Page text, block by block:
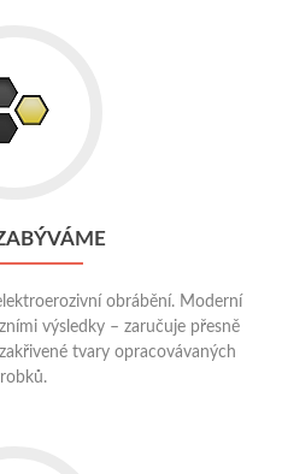
Čím
se
obrábění. Moderní
výsledky – zaručuje přesně
tvary opracovávaných